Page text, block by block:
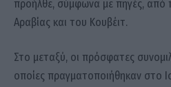
προήλθε, σύμφωνα με πηγές, από
Αραβίας και του Κουβέιτ.
Στο μεταξύ, οι πρόσφατες
οποίες πραγματοποιήθηκαν στο